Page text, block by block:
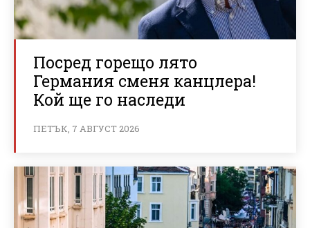
Посред горещо лято
Германия сменя канцлера!
Кой ще го наследи
ПЕТЪК, 7 АВГУСТ 2026